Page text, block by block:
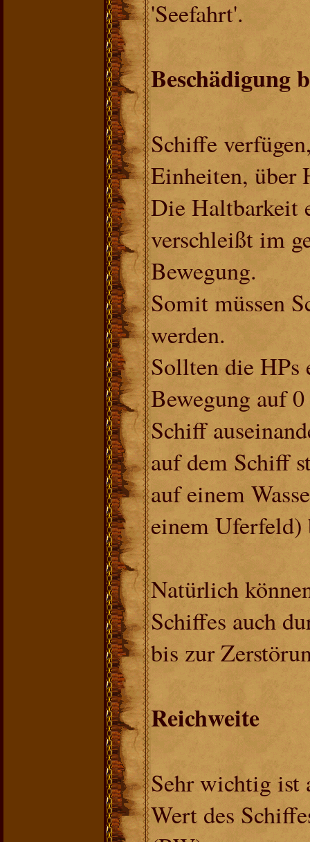
'Seefahrt'.
Beschädigung
Schiffe
Einheiten, über
Die Haltbarkeit
verschleißt im
Bewegung.
Somit müssen
werden.
Sollten die HPs
Bewegung auf
Schiff
auf dem Schiff
auf einem
einem Uferfeld)
Natürlich
Schiffes auch
bis zur
Reichweite
Sehr wichtig ist
Wert des